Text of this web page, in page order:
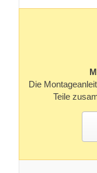
Die
Teile